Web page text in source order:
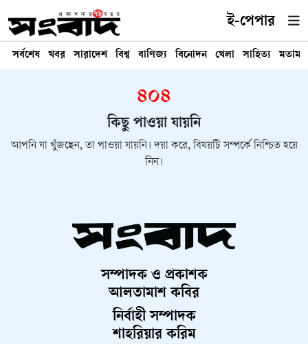
ই-পেপার
সর্বশেষ খবর সারাদেশ বিশ্ব বাণিজ্য বিনোদন খেলা সাহিত্য মতামত
৪০৪
কিছু পাওয়া যায়নি
আপনি যা খুঁজছেন, তা পাওয়া যায়নি। দয়া করে, বিষয়টি সম্পর্কে নিশ্চিত হয়ে
নিন।
সম্পাদক ও প্রকাশক
আলতামাশ কবির
নির্বাহী সম্পাদক
শাহরিয়ার করিম